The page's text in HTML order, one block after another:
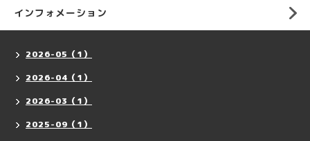
インフォメーション
2026-05（1）
2026-04（1）
2026-03（1）
2025-09（1）